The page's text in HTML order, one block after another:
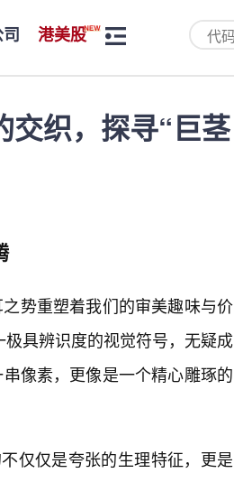
港美股
交织，探寻“巨茎
势重塑着我们的审美趣味与价
极具辨识度的视觉符号，无疑成
像素，更像是一个精心雕琢的
仅仅是夸张的生理特征，更是